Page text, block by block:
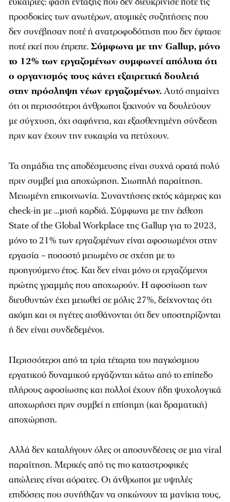
προσδοκίες των ανωτέρων, ατομικές συζητήσεις που
δεν συνέβησαν ποτέ ή ανατροφοδότηση που δεν έφτασε
ποτέ εκεί που έπρεπε. Σύμφωνα με την Gallup, μόνο
το 12% των εργαζομένων συμφωνεί απόλυτα ότι
ο οργανισμός τους κάνει εξαιρετική δουλειά
στην πρόσληψη νέων εργαζομένων.Αυτό σημαίνει
ότι οι περισσότεροι άνθρωποι ξεκινούν να δουλεύουν
με σύγχυση, όχι σαφήνεια, και εξασθενημένη σύνδεση
πριν καν έχουν την ευκαιρία να πετύχουν.
Τα σημάδια της αποδέσμευσης είναι συχνά ορατά πολύ
πριν συμβεί μια αποχώρηση. Σιωπηλή παραίτηση.
Μειωμένη επικοινωνία. Συναντήσεις εκτός κάμερας και
check-in με …μισή καρδιά. Σύμφωνα με την έκθεση
State of the Global Workplace της Gallup για το 2023,
μόνο το 21% των εργαζομένων είναι αφοσιωμένοι στην
εργασία – ποσοστό μειωμένο σε σχέση με το
προηγούμενο έτος. Και δεν είναι μόνο οι εργαζόμενοι
πρώτης γραμμής που αποχωρούν. Η αφοσίωση των
διευθυντών έχει μειωθεί σε μόλις 27%, δείχνοντας ότι
ακόμη και οι ηγέτες αισθάνονται ότι δεν υποστηρίζονται
ή δεν είναι συνδεδεμένοι.
Περισσότεροι από τα τρία τέταρτα του παγκόσμιου
εργατικού δυναμικού εργάζονται κάτω από το επίπεδο
πλήρους αφοσίωσης και πολλοί έχουν ήδη ψυχολογικά
αποχωρήσει πριν συμβεί η επίσημη (και δραματική)
αποχώρηση.
Αλλά δεν καταλήγουν όλες οι αποσυνδέσεις σε μια viral
παραίτηση. Μερικές από τις πιο καταστροφικές
απώλειες είναι αόρατες. Οι άνθρωποι με υψηλές
επιδόσεις που συνήθιζαν να σηκώνουν τα μανίκια τους,